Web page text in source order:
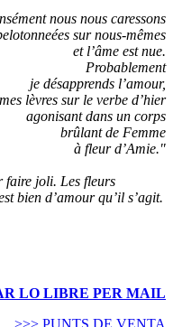
nous nous caressons
sur nous-mêmes
et l’âme est nue.
Probablement
je désapprends l’amour,
lèvres sur le verbe d’hier
agonisant dans un corps
brûlant de Femme
à fleur d’Amie."
faire joli. Les fleurs
bien d’amour qu’il s’agit.
LO LIBRE PER MAIL
>>> PUNTS DE VENTA